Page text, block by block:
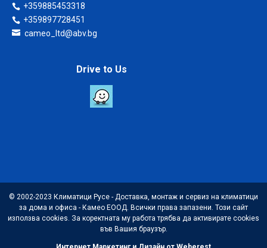
+359885453318
+359897728451
cameo_ltd@abv.bg
Drive to Us
© 2002-2023 Климатици Русе - Доставка, монтаж и сервиз на климатици
за дома и офиса - Камео ЕООД. Всички права запазени. Този сайт
използва cookies. За коректната му работа трябва да активирате cookies
във Вашия браузър.